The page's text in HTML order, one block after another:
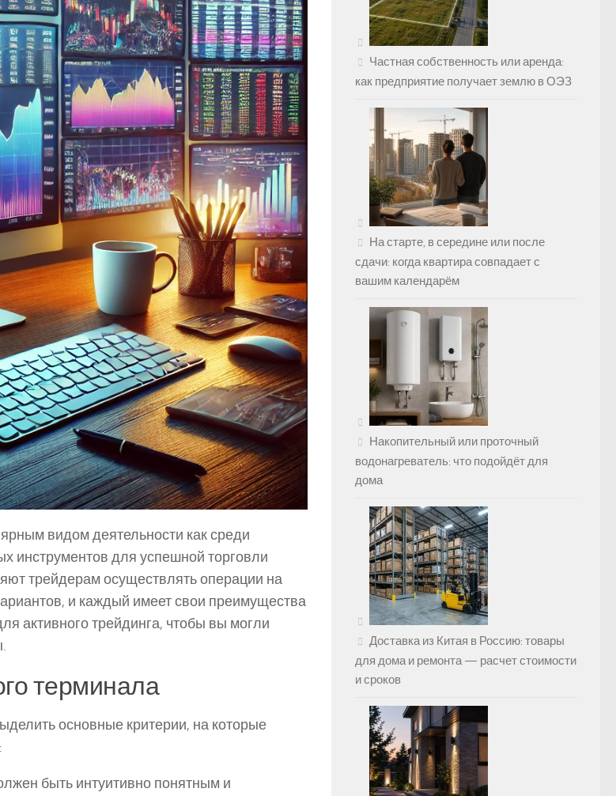
видом деятельности как среди
инструментов для успешной торговли
трейдерам осуществлять операции на
и каждый имеет свои преимущества
активного трейдинга, чтобы вы могли
терминала
основные критерии, на которые
быть интуитивно понятным и
Частная собственность или аренда:
как предприятие получает землю в ОЭЗ
На старте, в середине или после
сдачи: когда квартира совпадает с
вашим календарём
Накопительный или проточный
водонагреватель: что подойдёт для
дома
Доставка из Китая в Россию: товары
для дома и ремонта — расчет стоимости
и сроков